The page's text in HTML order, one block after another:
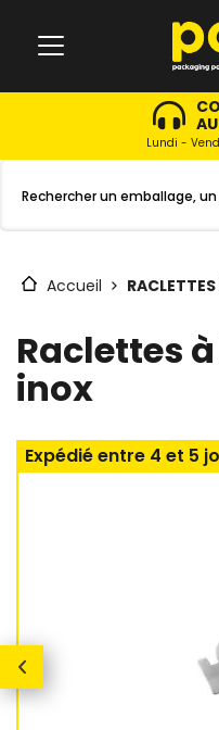
Lundi -
Accueil
Raclettes
inox
Expédié entre 4 et 5